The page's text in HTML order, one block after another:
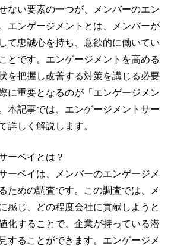
ない要素の一つが、メンバーのエン
エンゲージメントとは、メンバーが
て忠誠心を持ち、意欲的に働いてい
とです。エンゲージメントを高める
を把握し改善する対策を講じる必要
に重要となるのが「エンゲージメン
本記事では、エンゲージメントサー
詳しく解説します。
ーベイとは？
ーベイは、メンバーのエンゲージメ
ための調査です。この調査では、メ
感じ、どの程度会社に貢献しようと
化することで、企業が持っている潜
することができます。エンゲージメ